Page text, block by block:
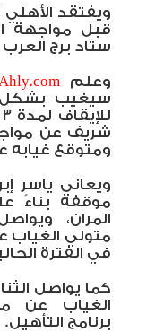
ويفتقد
قبل مواجهة
ستاد برج العرب
وعلم
سيغيب بشكل
شريف عن
ومتوقع غيابه عن
ويعاني ياسر
موقفه بناءً
المران،
متولي الغياب
في الفترة
كما يواصل
الغياب عن
برنامج التأهيل.